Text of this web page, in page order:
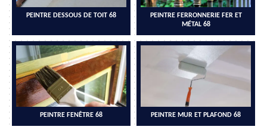
PEINTRE DESSOUS DE TOIT 68
PEINTRE FERRONNERIE FER ET
MÉTAL 68
PEINTRE FENÊTRE 68 PEINTRE MUR ET PLAFOND 68